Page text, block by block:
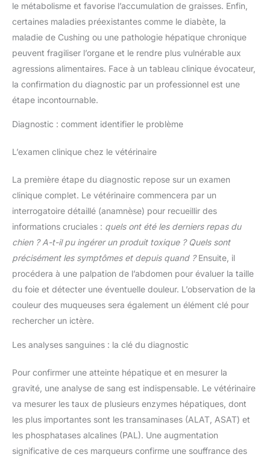
le métabolisme et favorise l’accumulation de graisses. Enfin,
certaines maladies préexistantes comme le diabète, la
maladie de Cushing ou une pathologie hépatique chronique
peuvent fragiliser l’organe et le rendre plus vulnérable aux
agressions alimentaires. Face à un tableau clinique évocateur,
la confirmation du diagnostic par un professionnel est une
étape incontournable.
Diagnostic : comment identifier le problème
L’examen clinique chez le vétérinaire
La première étape du diagnostic repose sur un examen
clinique complet. Le vétérinaire commencera par un
interrogatoire détaillé (anamnèse) pour recueillir des
informations cruciales : quels ont été les derniers repas du
chien ? A-t-il pu ingérer un produit toxique ? Quels sont
précisément les symptômes et depuis quand ?Ensuite, il
procédera à une palpation de l’abdomen pour évaluer la taille
du foie et détecter une éventuelle douleur. L’observation de la
couleur des muqueuses sera également un élément clé pour
rechercher un ictère.
Les analyses sanguines : la clé du diagnostic
Pour confirmer une atteinte hépatique et en mesurer la
gravité, une analyse de sang est indispensable. Le vétérinaire
va mesurer les taux de plusieurs enzymes hépatiques, dont
les plus importantes sont les transaminases (ALAT, ASAT) et
les phosphatases alcalines (PAL). Une augmentation
significative de ces marqueurs confirme une souffrance des